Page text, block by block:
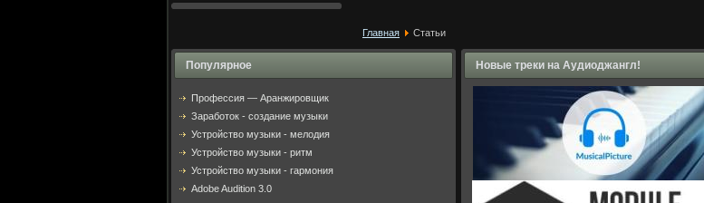
Главная Статьи
Популярное
Профессия — Аранжировщик
Заработок - создание музыки
Устройство музыки - мелодия
Устройство музыки - ритм
Устройство музыки - гармония
Adobe Audition 3.0
Новые треки на Аудиоджангл!